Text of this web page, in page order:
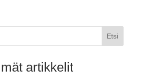
Etsi
artikkelit